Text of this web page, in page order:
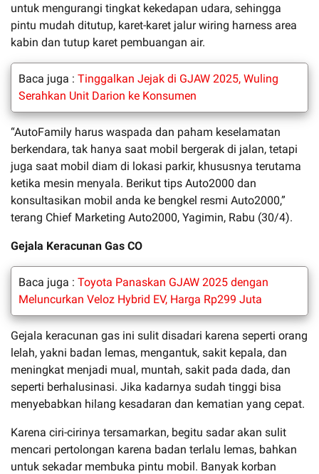
untuk mengurangi tingkat kekedapan udara, sehingga
pintu mudah ditutup, karet-karet jalur wiring harness area
kabin dan tutup karet pembuangan air.
Baca juga : Tinggalkan Jejak di GJAW 2025, Wuling
Serahkan Unit Darion ke Konsumen
“AutoFamily harus waspada dan paham keselamatan
berkendara, tak hanya saat mobil bergerak di jalan, tetapi
juga saat mobil diam di lokasi parkir, khususnya terutama
ketika mesin menyala. Berikut tips Auto2000 dan
konsultasikan mobil anda ke bengkel resmi Auto2000,”
terang Chief Marketing Auto2000, Yagimin, Rabu (30/4).
Gejala Keracunan Gas CO
Baca juga : Toyota Panaskan GJAW 2025 dengan
Meluncurkan Veloz Hybrid EV, Harga Rp299 Juta
Gejala keracunan gas ini sulit disadari karena seperti orang
lelah, yakni badan lemas, mengantuk, sakit kepala, dan
meningkat menjadi mual, muntah, sakit pada dada, dan
seperti berhalusinasi. Jika kadarnya sudah tinggi bisa
menyebabkan hilang kesadaran dan kematian yang cepat.
Karena ciri-cirinya tersamarkan, begitu sadar akan sulit
mencari pertolongan karena badan terlalu lemas, bahkan
untuk sekadar membuka pintu mobil. Banyak korban